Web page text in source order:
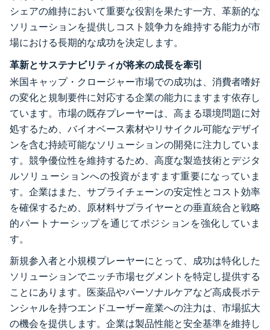
シェアの維持において重要な役割を果たす一方、革新的な
ソリューションを提供しコスト競争力を維持する能力が市
場における長期的な成功を決定します。
革新とサステナビリティが将来の成長を牽引
米国キャップ・クロージャー市場での成功は、消費者嗜好
の変化と規制要件に対応する企業の能力にますます依存し
ています。市場の既存プレーヤーは、高まる環境問題に対
処するため、バイオベース素材やリサイクル可能なデザイ
ンを含む持続可能なソリューションの開発に注力していま
す。競争優位性を維持するため、高度な製造技術とデジタ
ルソリューションへの投資がますます重要になっていま
す。企業はまた、サプライチェーンの安定性とコスト効率
を確保するため、原材料サプライヤーとの垂直統合と戦略
的パートナーシップを通じてポジションを強化していま
す。
新規参入者と小規模プレーヤーにとって、成功は特化した
ソリューションでニッチ市場セグメントを特定し提供する
ことにあります。医薬品やパーソナルケアなど高成長ポテ
ンシャルを持つエンドユーザー産業への注力は、市場拡大
の機会を提供します。企業は製品性能と安全基準を維持し